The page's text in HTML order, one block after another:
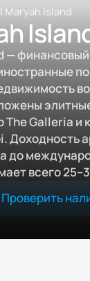
Maryah Island
—
The Galleria и
Доходность
до
всего
Проверить